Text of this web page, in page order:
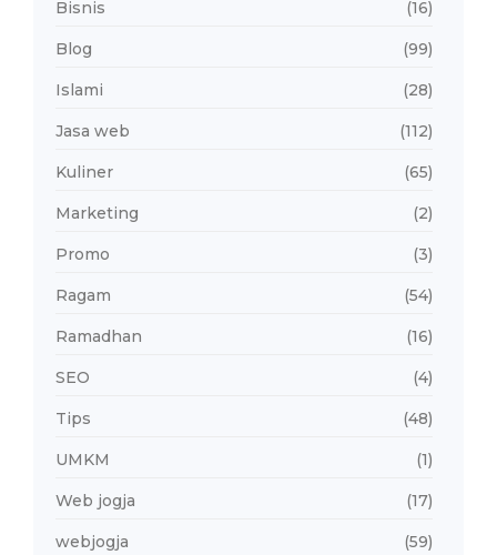
Bisnis (16)
Blog (99)
Islami (28)
Jasa web (112)
Kuliner (65)
Marketing (2)
Promo (3)
Ragam (54)
Ramadhan (16)
SEO (4)
Tips (48)
UMKM (1)
Web jogja (17)
webjogja (59)